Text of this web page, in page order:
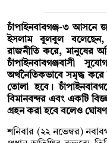
চাঁপাইনবাবগঞ্জ-৩ আসনে
ইসলাম বুলবুল বলেছেন,
রাজনীতি করে, মানুষের
চাঁপাইনবাবগঞ্জবাসী
অর্থনৈতিকভাবে সমৃদ্ধ
তোলা হবে।
বিমানবন্দর এবং একটি
গ্রহন করা হবে বলেও
শনিবার (২২ নভেম্বর)